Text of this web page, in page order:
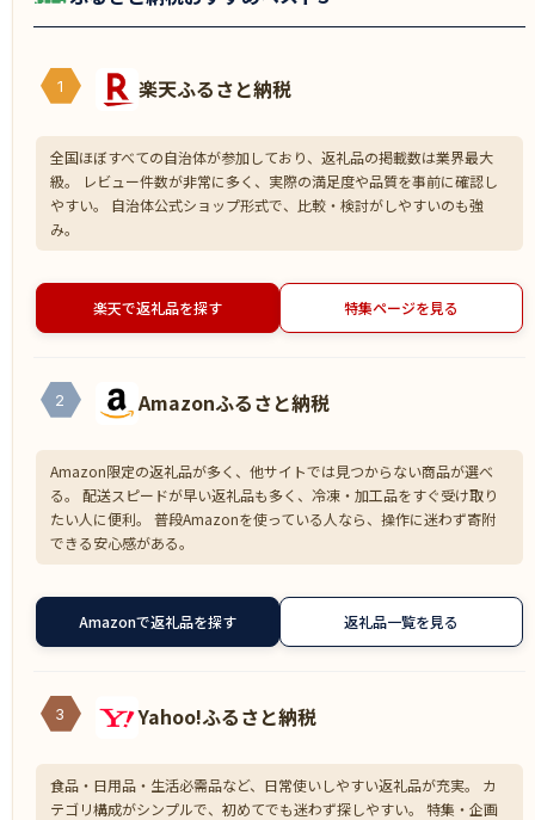
1 楽天ふるさと納税
全国ほぼすべての自治体が参加しており、返礼品の掲載数は業界最大
級。 レビュー件数が非常に多く、実際の満足度や品質を事前に確認し
やすい。 自治体公式ショップ形式で、比較・検討がしやすいのも強
み。
楽天で返礼品を探す 特集ページを見る
2 Amazonふるさと納税
Amazon限定の返礼品が多く、他サイトでは見つからない商品が選べ
る。 配送スピードが早い返礼品も多く、冷凍・加工品をすぐ受け取り
たい人に便利。 普段Amazonを使っている人なら、操作に迷わず寄附
できる安心感がある。
Amazonで返礼品を探す 返礼品一覧を見る
3 Yahoo!ふるさと納税
食品・日用品・生活必需品など、日常使いしやすい返礼品が充実。 カ
テゴリ構成がシンプルで、初めてでも迷わず探しやすい。 特集・企画